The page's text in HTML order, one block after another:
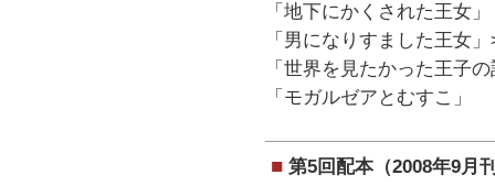
「地下にかくされた王女」
「男になりすました王女」
「世界を見たかった王子
「モガルゼアとむすこ」
■ 第5回配本（2008年9月